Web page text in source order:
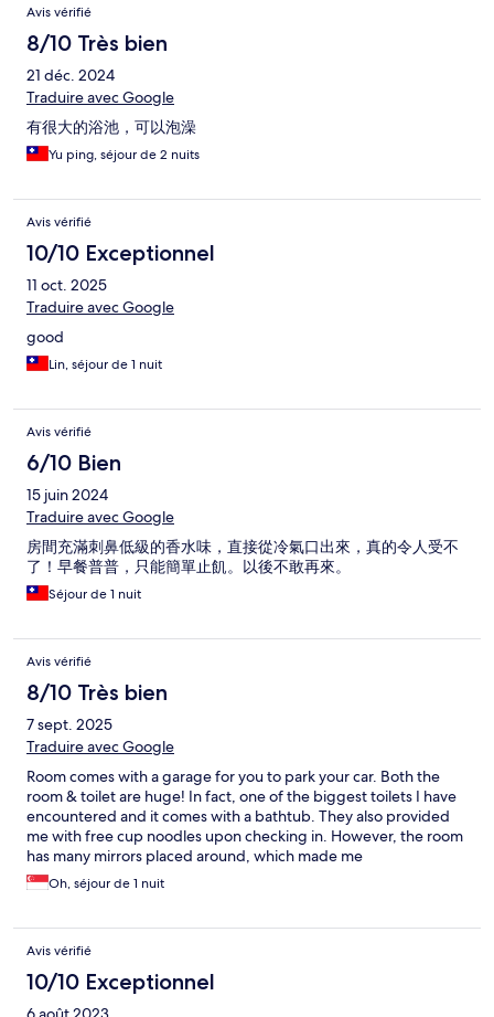
Avis vérifié
8/10 Très bien
21 déc. 2024
Traduire avec Google
有很大的浴池，可以泡澡
Yu ping, séjour de 2 nuits
Avis vérifié
10/10 Exceptionnel
11 oct. 2025
Traduire avec Google
good
Lin, séjour de 1 nuit
Avis vérifié
6/10 Bien
15 juin 2024
Traduire avec Google
房間充滿刺鼻低級的香水味，直接從冷氣口出來，真的令人受不
了！早餐普普，只能簡單止飢。以後不敢再來。
Séjour de 1 nuit
Avis vérifié
8/10 Très bien
7 sept. 2025
Traduire avec Google
Room comes with a garage for you to park your car. Both the
room & toilet are huge! In fact, one of the biggest toilets I have
encountered and it comes with a bathtub. They also provided
me with free cup noodles upon checking in. However, the room
has many mirrors placed around, which made me
uncomfortable. Other than that, it's all good.
Oh, séjour de 1 nuit
Avis vérifié
10/10 Exceptionnel